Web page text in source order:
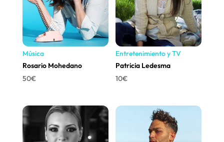
Música
Rosario Mohedano
50€
Entretenimiento y TV
Patricia Ledesma
10€